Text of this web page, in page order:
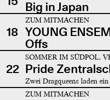
Big in Japan
18
ZUM MITMACHEN
YOUNG
Offs
22
SOMMER IM SÜDPOL,
Pride
Zwei Dragqueens laden ein
ZUM MITMACHEN